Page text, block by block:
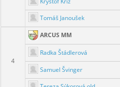
Tomáš Janoušek
4
ARCUS MM
Radka Štádlerová
Samuel Švinger